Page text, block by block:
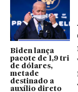
Biden lança
pacote de 1,9 tri
de dólares,
metade
destinado a
auxílio direto